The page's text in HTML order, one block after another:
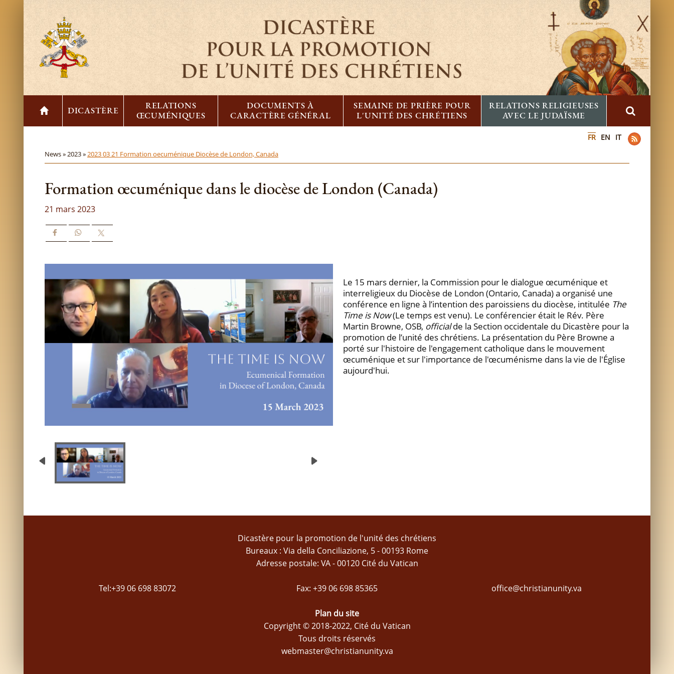
DICASTÈRE
RELATIONS
ŒCUMÉNIQUES
DOCUMENTS À
CARACTÈRE GÉNÉRAL
SEMAINE DE PRIÈRE POUR
L'UNITÉ DES CHRÉTIENS
RELATIONS RELIGIEUSES
AVEC LE JUDAÏSME
FR EN IT
News »2023 »2023 03 21 Formation oecuménique Diocèse de London, Canada
Formation œcuménique dans le diocèse de London (Canada)
21 mars 2023
Le 15 mars dernier, la Commission pour le dialogue œcuménique et
interreligieux du Diocèse de London (Ontario, Canada) a organisé une
conférence en ligne à l’intention des paroissiens du diocèse, intitulée The
Time is Now(Le temps est venu). Le conférencier était le Rév. Père
Martin Browne, OSB, officialde la Section occidentale du Dicastère pour la
promotion de l’unité des chrétiens. La présentation du Père Browne a
porté sur l'histoire de l'engagement catholique dans le mouvement
œcuménique et sur l'importance de l'œcuménisme dans la vie de l'Église
aujourd'hui.
Dicastère pour la promotion de l'unité des chrétiens
Bureaux : Via della Conciliazione, 5 - 00193 Rome
Adresse postale: VA - 00120 Cité du Vatican
Tel:+39 06 698 83072 Fax: +39 06 698 85365 office@christianunity.va
Plan du site
Copyright © 2018-2022, Cité du Vatican
Tous droits réservés
webmaster@christianunity.va